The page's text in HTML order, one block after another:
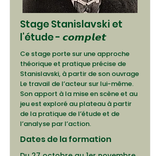
Stage Stanislavski et
l'étude - 𝙘𝙤𝙢𝙥𝙡𝙚𝙩
Ce stage porte sur une approche
théorique et pratique précise de
Stanislavski, à partir de son ouvrage
Le travail de l’acteur sur lui-même.
Son apport à la mise en scène et au
jeu est exploré au plateau à partir
de la pratique de l’étude et de
l’analyse par l’action.
Dates de la formation